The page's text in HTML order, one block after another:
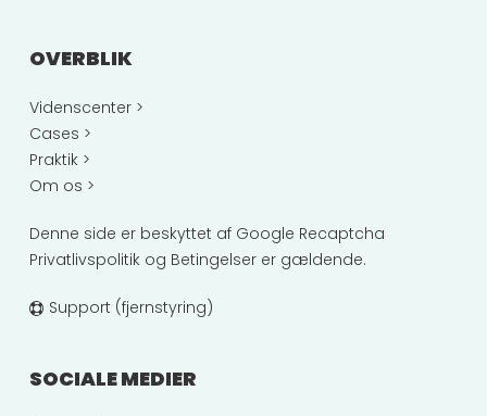
OVERBLIK
Videnscenter >
Cases >
Praktik >
Om os >
Denne side er beskyttet af Google Recaptcha
Privatlivspolitikog Betingelserer gældende.
Support (fjernstyring)
SOCIALE MEDIER